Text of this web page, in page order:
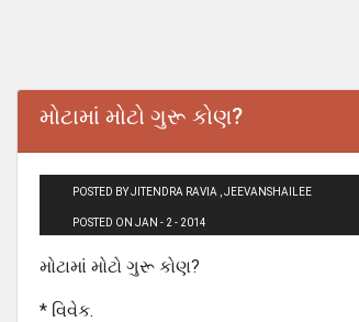
મોટામાં મોટો ગુરૂ કોણ?
POSTED BY JITENDRA RAVIA , JEEVANSHAILEE
POSTED ON JAN - 2 - 2014
મોટામાં મોટો ગુરૂ કોણ?
* વિવેક.